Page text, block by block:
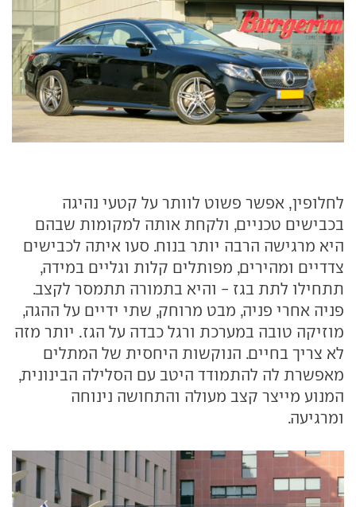
לחלופין, אפשר פשוט לוותר על קטעי נהיגה
בכבישים טכניים, ולקחת אותה למקומות שבהם
היא מרגישה הרבה יותר בנוח. סעו איתה לכבישים
צדדיים ומהירים, מפותלים קלות וגליים במידה,
תתחילו לתת בגז - והיא בתמורה תתמסר לקצב.
פניה אחרי פניה, מבט מרוחק, שתי ידיים על ההגה,
מוזיקה טובה במערכת ורגל כבדה על הגז. יותר מזה
לא צריך בחיים. הנוקשות היחסית של המתלים
מאפשרת לה להתמודד היטב עם הסלילה הבינונית,
המנוע מייצר קצב מעולה והתחושה נינוחה
ומרגיעה.